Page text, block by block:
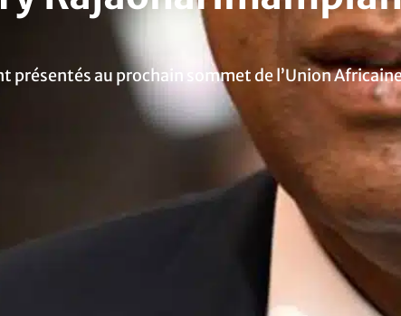
présentés au prochain sommet de l’Union